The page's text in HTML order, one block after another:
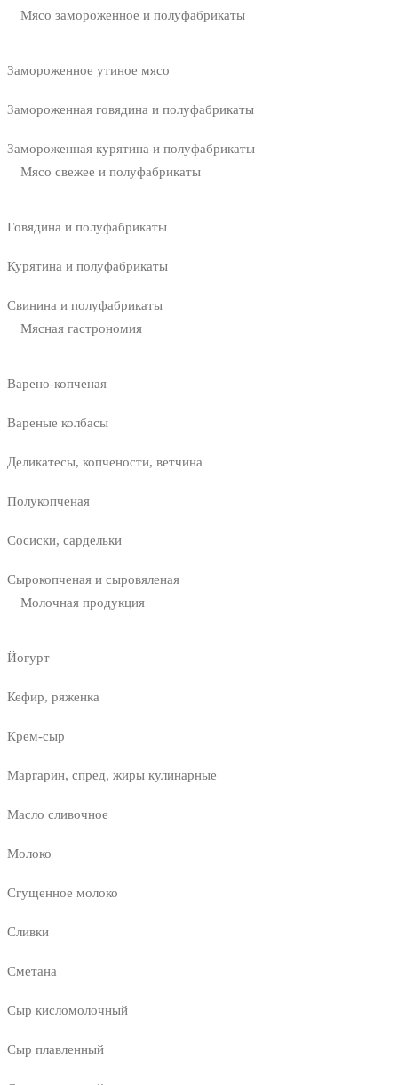
Мясо замороженное и полуфабрикаты
Замороженное утиное мясо
Замороженная говядина и полуфабрикаты
Замороженная курятина и полуфабрикаты
Мясо свежее и полуфабрикаты
Говядина и полуфабрикаты
Курятина и полуфабрикаты
Свинина и полуфабрикаты
Мясная гастрономия
Варено-копченая
Вареные колбасы
Деликатесы, копчености, ветчина
Полукопченая
Сосиски, сардельки
Сырокопченая и сыровяленая
Молочная продукция
Йогурт
Кефир, ряженка
Крем-сыр
Маргарин, спред, жиры кулинарные
Масло сливочное
Молоко
Сгущенное молоко
Сливки
Сметана
Сыр кисломолочный
Сыр плавленный